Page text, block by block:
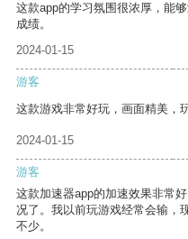
这款app的学习氛围很浓厚，能
成绩。
2024-01-15
游客
这款游戏非常好玩，画面精美，
2024-01-15
游客
这款加速器app的加速效果非常
况了。我以前玩游戏经常会输，
不少。